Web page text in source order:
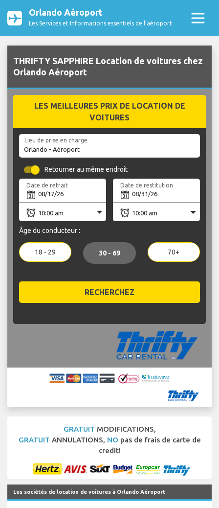
Orlando Aéroport
Les Services et Informations essentiels de l’aéroport
THRIFTY SAPPHIRE Location de voitures chez
Orlando Aéroport
LES MEILLEURES PRIX DE LOCATION DE
VOITURES
Lieu de prise en charge
Retourner au même endroit
Date de retrait Date de restitution
Âge du conducteur :
18 - 29 30 - 69 70+
RECHERCHEZ
GRATUIT MODIFICATIONS,
GRATUIT ANNULATIONS, NO pas de frais de carte de
credit!
Les sociétés de location de voitures à Orlando Aéroport